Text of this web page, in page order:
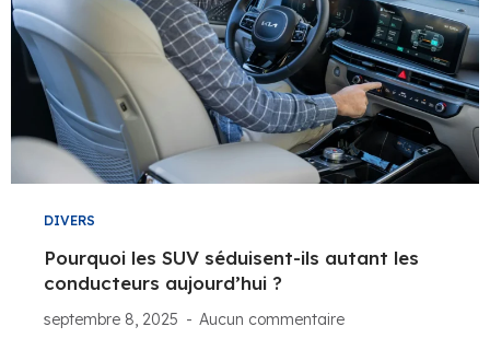
DIVERS
Pourquoi les SUV séduisent-ils autant les
conducteurs aujourd’hui ?
septembre 8, 2025 Aucun commentaire